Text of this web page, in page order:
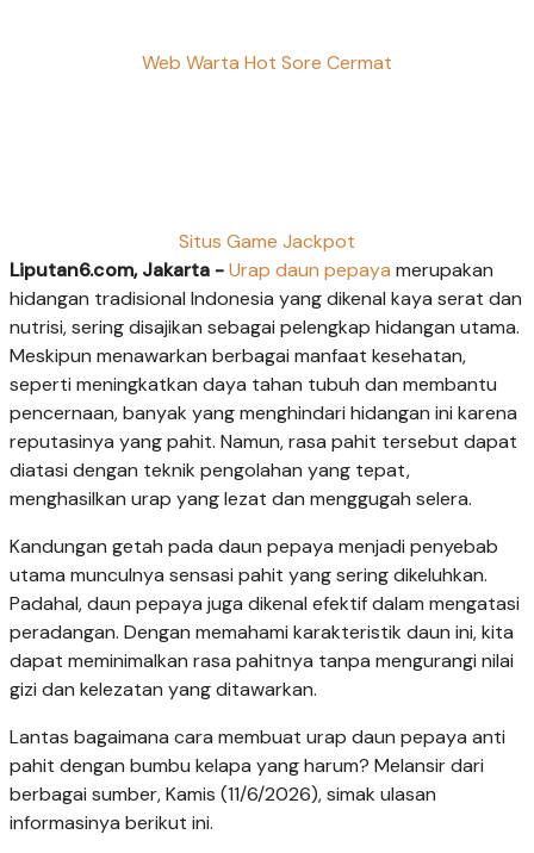
Web Warta Hot Sore Cermat
Situs Game Jackpot
Liputan6.com, Jakarta -Urap daun pepaya merupakan
hidangan tradisional Indonesia yang dikenal kaya serat dan
nutrisi, sering disajikan sebagai pelengkap hidangan utama.
Meskipun menawarkan berbagai manfaat kesehatan,
seperti meningkatkan daya tahan tubuh dan membantu
pencernaan, banyak yang menghindari hidangan ini karena
reputasinya yang pahit. Namun, rasa pahit tersebut dapat
diatasi dengan teknik pengolahan yang tepat,
menghasilkan urap yang lezat dan menggugah selera.
Kandungan getah pada daun pepaya menjadi penyebab
utama munculnya sensasi pahit yang sering dikeluhkan.
Padahal, daun pepaya juga dikenal efektif dalam mengatasi
peradangan. Dengan memahami karakteristik daun ini, kita
dapat meminimalkan rasa pahitnya tanpa mengurangi nilai
gizi dan kelezatan yang ditawarkan.
Lantas bagaimana cara membuat urap daun pepaya anti
pahit dengan bumbu kelapa yang harum? Melansir dari
berbagai sumber, Kamis (11/6/2026), simak ulasan
informasinya berikut ini.